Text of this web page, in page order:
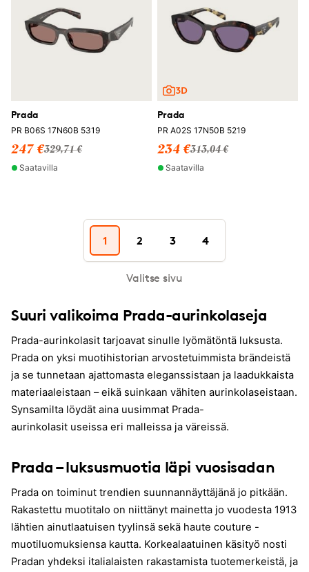
Prada
PR B06S 17N60B 5319
247 €329,71 €
Saatavilla
Prada
PR A02S 17N50B 5219
234 €313,04 €
Saatavilla
1 2 3 4
Valitse sivu
Suuri valikoima Prada-aurinkolaseja
Prada-aurinkolasit tarjoavat sinulle lyömätöntä luksusta.
Prada on yksi muotihistorian arvostetuimmista brändeistä
ja se tunnetaan ajattomasta eleganssistaan ja laadukkaista
materiaaleistaan – eikä suinkaan vähiten aurinkolaseistaan.
Synsamilta löydät aina uusimmat Prada-
aurinkolasit useissa eri malleissa ja väreissä.
Prada – luksusmuotia läpi vuosisadan
Prada on toiminut trendien suunnannäyttäjänä jo pitkään.
Rakastettu muotitalo on niittänyt mainetta jo vuodesta 1913
lähtien ainutlaatuisen tyylinsä sekä haute couture -
muotiluomuksiensa kautta. Korkealaatuinen käsityö nosti
Pradan yhdeksi italialaisten rakastamista tuotemerkeistä, ja